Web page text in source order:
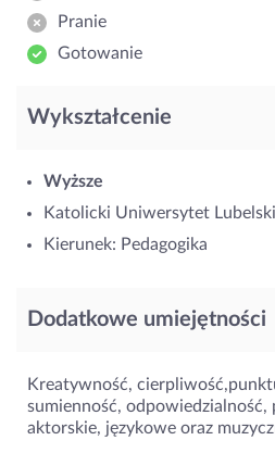
Pranie
Gotowanie
Wykształcenie
Wyższe
Katolicki Uniwersytet Lubelski
Kierunek: Pedagogika
Dodatkowe umiejętności
Kreatywność,
sumienność,
aktorskie, językowe oraz